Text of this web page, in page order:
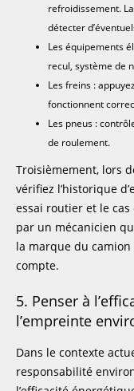
refroidissement.
détecter
Les équipements
recul, système de
Les freins :
fonctionnent
Les pneus :
de roulement.
Troisièmement, lors
vérifiez l’historique
essai routier et le
par un mécanicien
la marque du
compte.
5. Penser à
l’empreinte
Dans le contexte
responsabilité